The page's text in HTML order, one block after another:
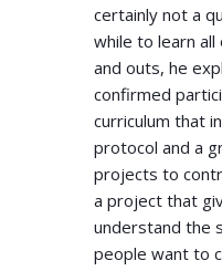
certainly not a
while to learn
and outs, he
confirmed
curriculum that
protocol and a
projects to
a project that
understand the
people want to